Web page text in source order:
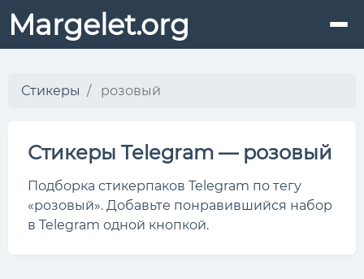
Margelet.org
Стикеры розовый
Стикеры Telegram — розовый
Подборка стикерпаков Telegram по тегу
«розовый». Добавьте понравившийся набор
в Telegram одной кнопкой.